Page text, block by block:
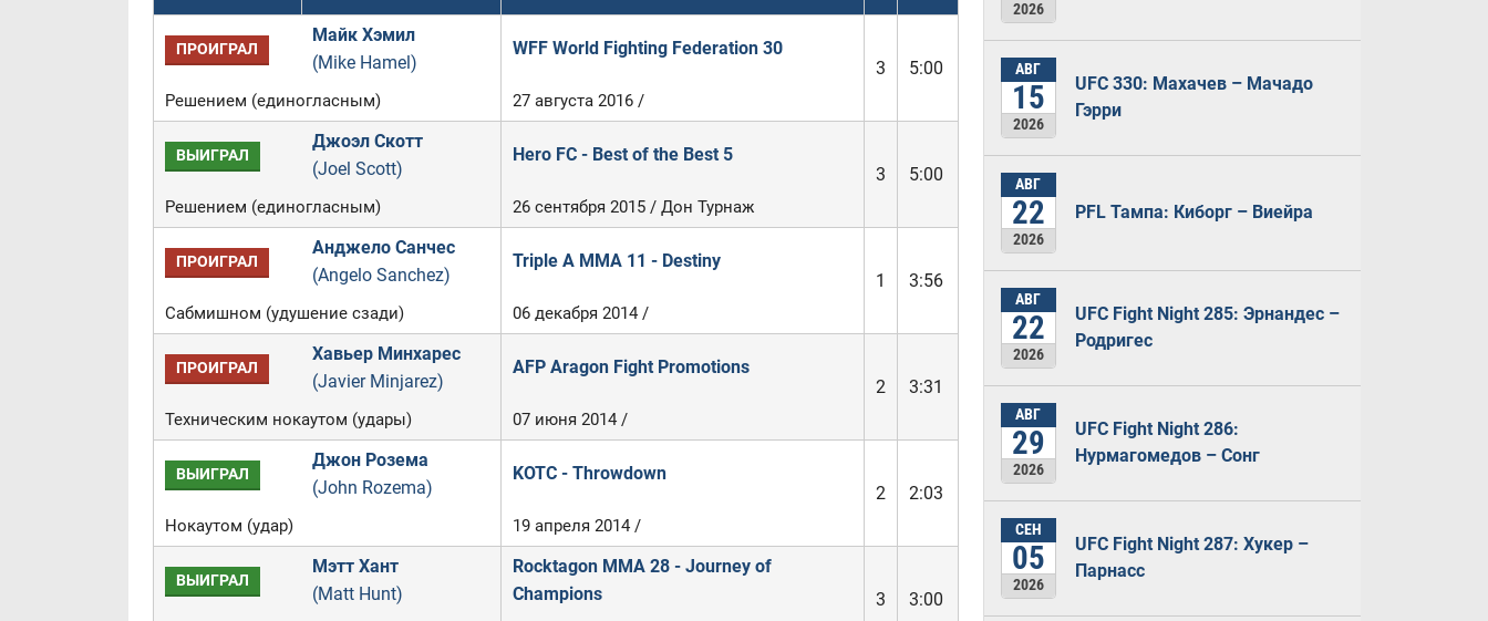
ПРОИГРАЛ
Майк Хэмил
(Mike Hamel)
WFF World Fighting Federation 30
3
5:00
Решением (единогласным) 27 августа 2016 /
ВЫИГРАЛ
Джоэл Скотт
(Joel Scott)
Hero FC - Best of the Best 5
3
5:00
Решением (единогласным) 26 сентября 2015 / Дон Турнаж
ПРОИГРАЛ
Анджело Санчес
(Angelo Sanchez)
Triple A MMA 11 - Destiny
1
3:56
Сабмишном (удушение сзади) 06 декабря 2014 /
ПРОИГРАЛ
Хавьер Минхарес
(Javier Minjarez)
AFP Aragon Fight Promotions
2
3:31
Техническим нокаутом (удары) 07 июня 2014 /
ВЫИГРАЛ
Джон Розема
(John Rozema)
KOTC - Throwdown
2
2:03
Нокаутом (удар) 19 апреля 2014 /
ВЫИГРАЛ
Мэтт Хант
(Matt Hunt)
Rocktagon MMA 28 - Journey of
Champions
3 3:00
2026
АВГ
15
2026
UFC 330: Махачев – Мачадо
Гэрри
АВГ
22
2026
PFL Тампа: Киборг – Виейра
АВГ
22
2026
UFC Fight Night 285: Эрнандес –
Родригес
АВГ
29
2026
UFC Fight Night 286:
Нурмагомедов – Сонг
СЕН
05
2026
UFC Fight Night 287: Хукер –
Парнасс